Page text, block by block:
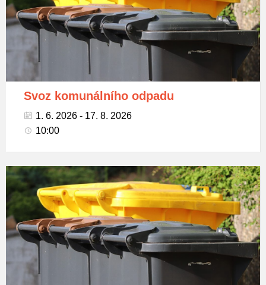
odpad
Svoz komunálního odpadu
1. 6. 2026 - 17. 8. 2026
10:00
Popelnice
na
tříděný
odpad